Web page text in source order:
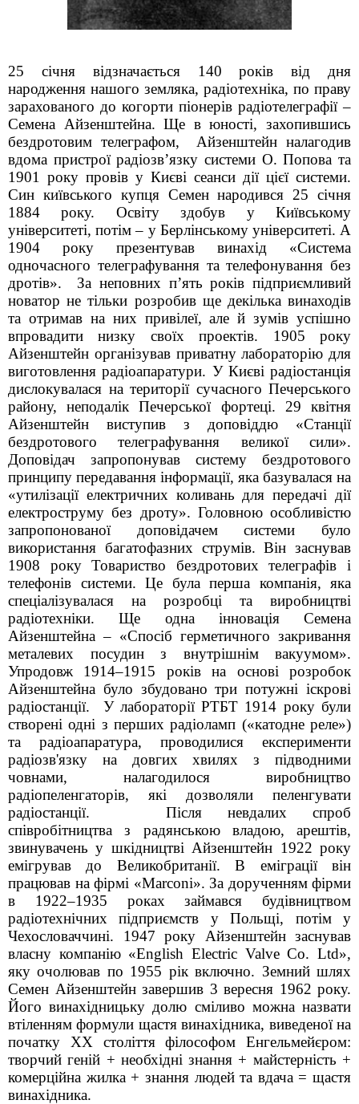
25 січня відзначається 140 років від дня
народження нашого земляка, радіотехніка, по праву
зарахованого до когорти піонерів радіотелеграфії –
Семена Айзенштейна. Ще в юності, захопившись
бездротовим телеграфом,
Айзенштейн налагодив
вдома пристрої радіозв’язку системи О. Попова та
1901 року провів у Києві сеанси дії цієї системи.
Син київського купця Семен народився 25 січня
1884 року. Освіту здобув у Київському
університеті, потім – у Берлінському університеті. А
1904 року презентував винахід «Система
одночасного телеграфування та телефонування без
дротів».
За неповних п’ять років підприємливий
новатор не тільки розробив ще декілька винаходів
та отримав на них привілеї, але й зумів успішно
впровадити низку своїх проектів. 1905 року
Айзенштейн організував приватну лабораторію для
виготовлення радіоапаратури. У Києві радіостанція
дислокувалася на території сучасного Печерського
району, неподалік Печерської фортеці. 29 квітня
Айзенштейн виступив з доповіддю «Станції
бездротового телеграфування великої сили».
Доповідач запропонував систему бездротового
принципу передавання інформації, яка базувалася на
«утилізації електричних коливань для передачі дії
електроструму без дроту». Головною особливістю
запропонованої доповідачем системи було
використання багатофазних струмів. Він заснував
1908 року Товариство бездротових телеграфів і
телефонів системи. Це була перша компанія, яка
спеціалізувалася на розробці та виробництві
радіотехніки. Ще одна інновація Семена
Айзенштейна – «Спосіб герметичного закривання
металевих посудин з внутрішнім вакуумом».
Упродовж 1914–1915 років на основі розробок
Айзенштейна було збудовано три потужні іскрові
радіостанції.
У лабораторії РТБТ 1914 року були
створені одні з перших радіоламп («катодне реле»)
та радіоапаратура, проводилися експерименти
радіозв'язку на довгих хвилях з підводними
човнами, налагодилося виробництво
радіопеленгаторів, які дозволяли пеленгувати
радіостанції.
Після невдалих спроб
співробітництва з радянською владою, арештів,
звинувачень у шкідництві Айзенштейн 1922 року
емігрував до Великобританії. В еміграції він
працював на фірмі «Marconi». За дорученням фірми
в 1922–1935 роках займався будівництвом
радіотехнічних підприємств у Польщі, потім у
Чехословаччині. 1947 року Айзенштейн заснував
власну компанію «English Electric Valve Co. Ltd»,
яку очолював по 1955 рік включно. Земний шлях
Семен Айзенштейн завершив 3 вересня 1962 року.
Його винахідницьку долю сміливо можна назвати
втіленням формули щастя винахідника, виведеної на
початку ХХ століття філософом Енгельмейєром:
творчий геній + необхідні знання + майстерність +
комерційна жилка + знання людей та вдача = щастя
винахідника.